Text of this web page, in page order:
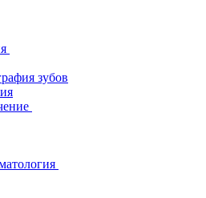
зубов